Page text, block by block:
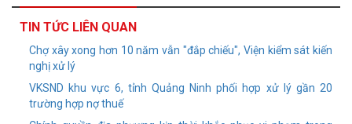
TIN TỨC LIÊN QUAN
Chợ xây xong hơn 10 năm vẫn "đắp chiếu", Viện kiểm sát kiến
nghị xử lý
VKSND khu vực 6, tỉnh Quảng Ninh phối hợp xử lý gần 20
trường hợp nợ thuế